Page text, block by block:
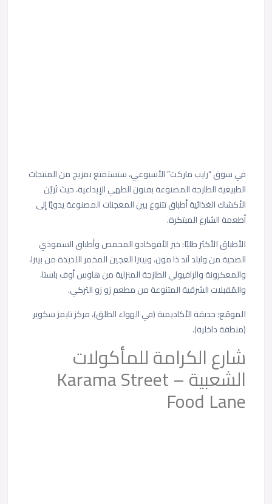
في سوق “رايب ماركت” الأسبوعي، ستستمتع بمزيج من المنتجات
الطبيعية الطازجة المصنوعة بفنون الطهي الإبداعية، حيث تُزيّن
الأكشاك الغذائية أطباق تتنوع بين المعجنات المصنوعة يدويًا إلى
أطعمة الشارع المبتكرة.
الأطباق الأكثر طلبًا:خبز الأفوكادو المحمص وأطباق السموذي
الصحية من وايلد آند ذا مون، وبيتزا العجين المخمر اللذيذة من بينزا،
والمعكرونة والرافيولي الطازجة المنزلية من هاوس أوف باستا،
والمُقبلات الشرقية المتنوعة من مطعم زو زو التركي.
الموقع:حديقة الأكاديمية (في الهواء الطلق)، مركز تايمز سكوير
(منطقة داخلية).
شارع الكرامة للمأكولات
الشعبية –Karama Street
Food Lane